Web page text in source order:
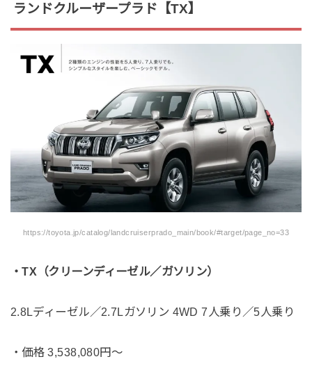
ランドクルーザープラド【TX】
https://toyota.jp/catalog/landcruiserprado_main/book/#target/page_no=33
・TX（クリーンディーゼル／ガソリン）
2.8Lディーゼル／2.7Lガソリン 4WD 7人乗り／5人乗り
・価格 3,538,080円〜